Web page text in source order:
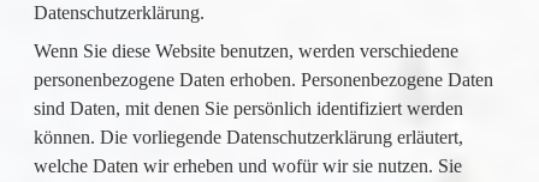
Datenschutzerklärung.
Wenn Sie diese Website benutzen, werden verschiedene
personenbezogene Daten erhoben. Personenbezogene Daten
sind Daten, mit denen Sie persönlich identifiziert werden
können. Die vorliegende Datenschutzerklärung erläutert,
welche Daten wir erheben und wofür wir sie nutzen. Sie